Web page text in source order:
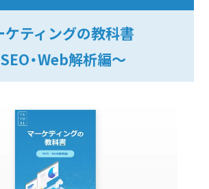
ケティングの教科書
・Web解析編～